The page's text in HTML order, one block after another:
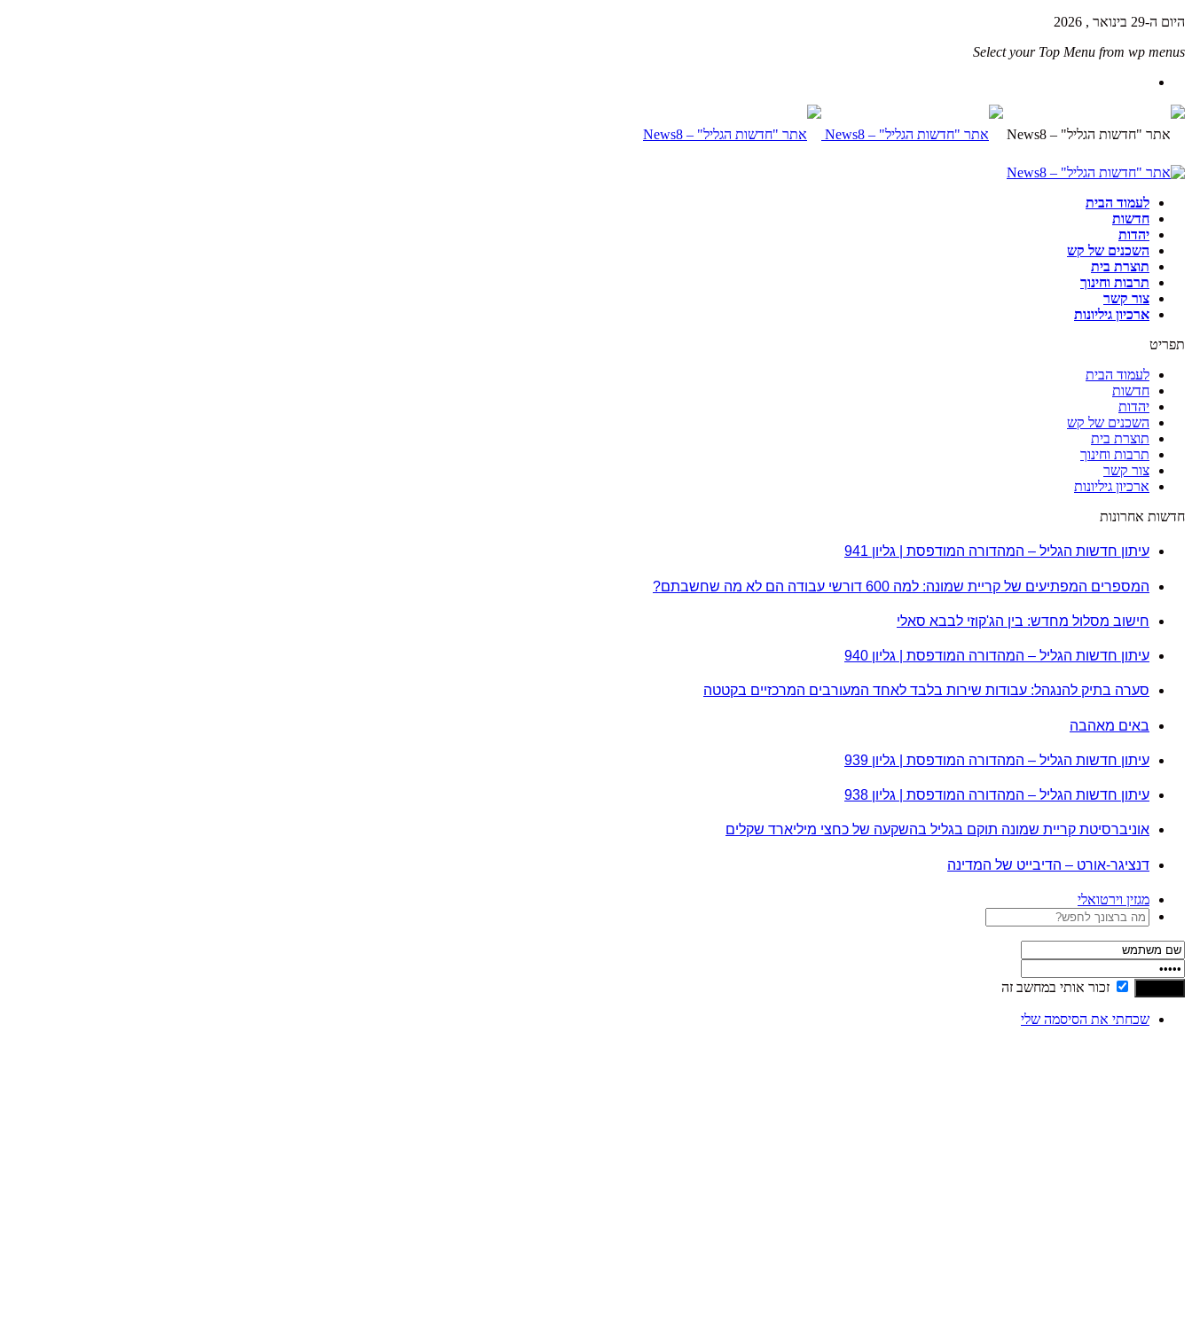
היום ה-29 בינואר , 2026
Select your Top Menu from wp menus
לעמוד הבית
חדשות
יהדות
השכנים של קש
תוצרת בית
תרבות וחינוך
צור קשר
ארכיון גיליונות
תפריט
לעמוד הבית
חדשות
יהדות
השכנים של קש
תוצרת בית
תרבות וחינוך
צור קשר
ארכיון גיליונות
חדשות אחרונות
עיתון חדשות הגליל – המהדורה המודפסת | גליון 941
המספרים המפתיעים של קריית שמונה: למה 600 דורשי עבודה הם לא מה שחשבתם?
חישוב מסלול מחדש: בין הג'קוזי לבבא סאלי
עיתון חדשות הגליל – המהדורה המודפסת | גליון 940
סערה בתיק להנגהל: עבודות שירות בלבד לאחד המעורבים המרכזיים בקטטה
באים מאהבה
עיתון חדשות הגליל – המהדורה המודפסת | גליון 939
עיתון חדשות הגליל – המהדורה המודפסת | גליון 938
אוניברסיטת קריית שמונה תוקם בגליל בהשקעה של כחצי מיליארד שקלים
דנציגר-אורט – הדיבייט של המדינה
מגזין וירטואלי
זכור אותי במחשב זה
שכחתי את הסיסמה שלי